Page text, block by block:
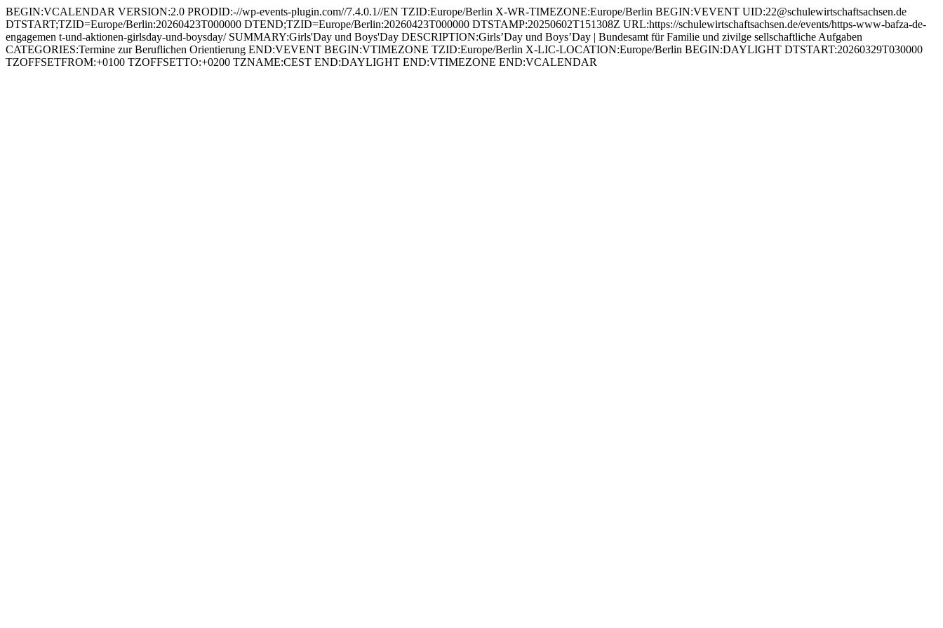
BEGIN:VCALENDAR VERSION:2.0 PRODID:-//wp-events-plugin.com//7.4.0.1//EN TZID:Europe/Berlin X-WR-TIMEZONE:Europe/Berlin BEGIN:VEVENT UID:22@schulewirtschaftsachsen.de
DTSTART;TZID=Europe/Berlin:20260423T000000 DTEND;TZID=Europe/Berlin:20260423T000000 DTSTAMP:20250602T151308Z URL:https://schulewirtschaftsachsen.de/events/https-www-bafza-de-
engagemen t-und-aktionen-girlsday-und-boysday/ SUMMARY:Girls'Day und Boys'Day DESCRIPTION:Girls’Day und Boys’Day | Bundesamt für Familie und zivilge sellschaftliche Aufgaben
CATEGORIES:Termine zur Beruflichen Orientierung END:VEVENT BEGIN:VTIMEZONE TZID:Europe/Berlin X-LIC-LOCATION:Europe/Berlin BEGIN:DAYLIGHT DTSTART:20260329T030000
TZOFFSETFROM:+0100 TZOFFSETTO:+0200 TZNAME:CEST END:DAYLIGHT END:VTIMEZONE END:VCALENDAR